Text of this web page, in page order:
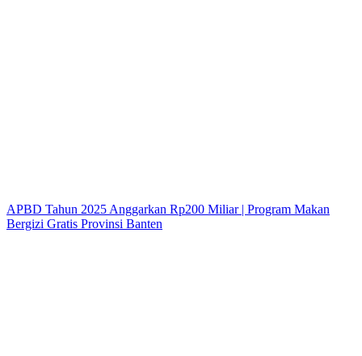
APBD Tahun 2025 Anggarkan Rp200 Miliar | Program Makan
Bergizi Gratis Provinsi Banten